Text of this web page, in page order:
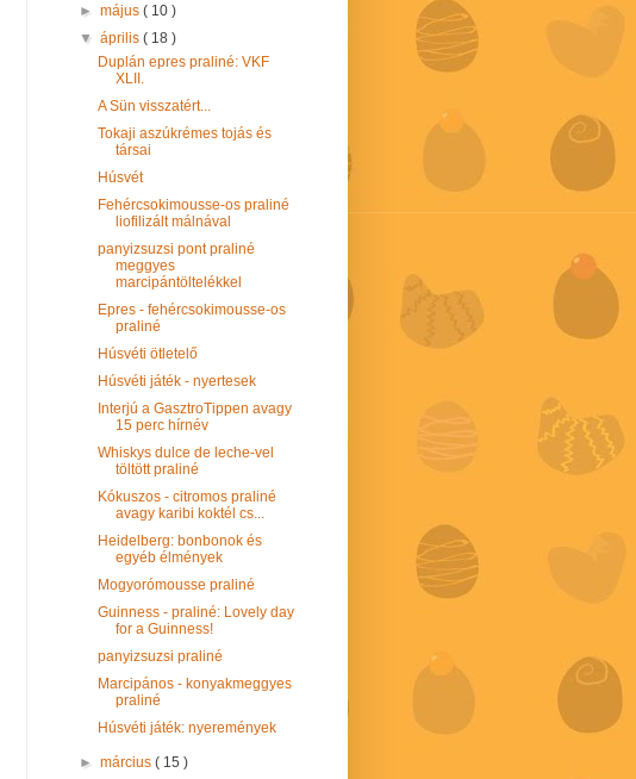
►május( 10 )
▼április( 18 )
Duplán epres praliné: VKF
XLII.
A Sün visszatért...
Tokaji aszúkrémes tojás és
társai
Húsvét
Fehércsokimousse-os praliné
liofilizált málnával
panyizsuzsi pont praliné
meggyes
marcipántöltelékkel
Epres - fehércsokimousse-os
praliné
Húsvéti ötletelő
Húsvéti játék - nyertesek
Interjú a GasztroTippen avagy
15 perc hírnév
Whiskys dulce de leche-vel
töltött praliné
Kókuszos - citromos praliné
avagy karibi koktél cs...
Heidelberg: bonbonok és
egyéb élmények
Mogyorómousse praliné
Guinness - praliné: Lovely day
for a Guinness!
panyizsuzsi praliné
Marcipános - konyakmeggyes
praliné
Húsvéti játék: nyeremények
►március( 15 )